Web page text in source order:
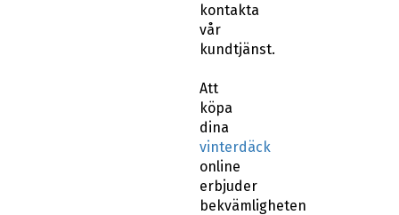
kontakta
vår
kundtjänst.
Att
köpa
dina
vinterdäck
online
erbjuder
bekvämligheten